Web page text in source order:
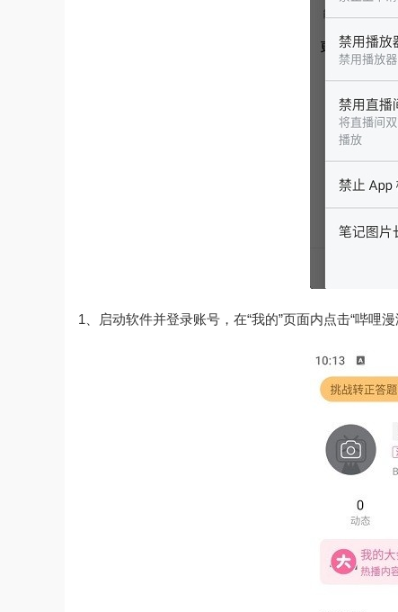
1、启动软件并登录账号，在“我的”页面内点击“哔哩漫